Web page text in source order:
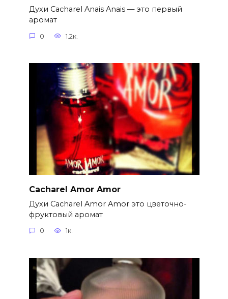
Духи Cacharel Anais Anais — это первый
аромат
0 1.2к.
Cacharel Amor Amor
Духи Cacharel Amor Amor это цветочно-
фруктовый аромат
0 1к.